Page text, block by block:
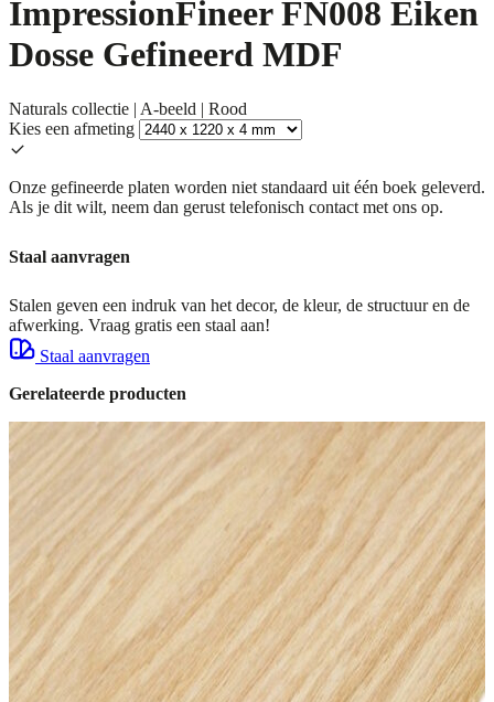
ImpressionFineer FN008 Eiken
Dosse Gefineerd MDF
Naturals collectie | A-beeld | Rood
Kies een afmeting
Onze gefineerde platen worden niet standaard uit één boek geleverd.
Als je dit wilt, neem dan gerust telefonisch contact met ons op.
Staal aanvragen
Stalen geven een indruk van het decor, de kleur, de structuur en de
afwerking. Vraag gratis een staal aan!
Staal aanvragen
Gerelateerde producten